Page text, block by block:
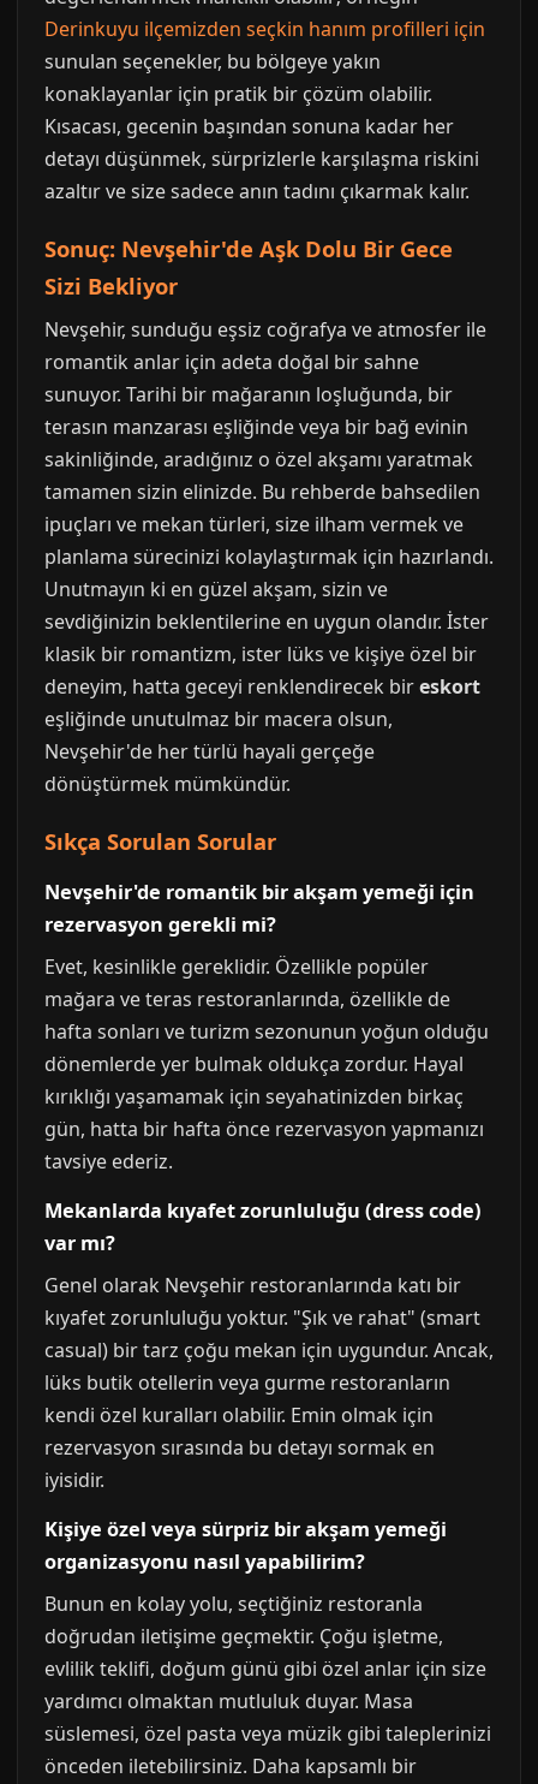
Derinkuyu ilçemizden seçkin hanım profilleri için
sunulan seçenekler, bu bölgeye yakın
konaklayanlar için pratik bir çözüm olabilir.
Kısacası, gecenin başından sonuna kadar her
detayı düşünmek, sürprizlerle karşılaşma riskini
azaltır ve size sadece anın tadını çıkarmak kalır.
Sonuç: Nevşehir'de Aşk Dolu Bir Gece
Sizi Bekliyor
Nevşehir, sunduğu eşsiz coğrafya ve atmosfer ile
romantik anlar için adeta doğal bir sahne
sunuyor. Tarihi bir mağaranın loşluğunda, bir
terasın manzarası eşliğinde veya bir bağ evinin
sakinliğinde, aradığınız o özel akşamı yaratmak
tamamen sizin elinizde. Bu rehberde bahsedilen
ipuçları ve mekan türleri, size ilham vermek ve
planlama sürecinizi kolaylaştırmak için hazırlandı.
Unutmayın ki en güzel akşam, sizin ve
sevdiğinizin beklentilerine en uygun olandır. İster
klasik bir romantizm, ister lüks ve kişiye özel bir
deneyim, hatta geceyi renklendirecek bireskort
eşliğinde unutulmaz bir macera olsun,
Nevşehir'de her türlü hayali gerçeğe
dönüştürmek mümkündür.
Sıkça Sorulan Sorular
Nevşehir'de romantik bir akşam yemeği için
rezervasyon gerekli mi?
Evet, kesinlikle gereklidir. Özellikle popüler
mağara ve teras restoranlarında, özellikle de
hafta sonları ve turizm sezonunun yoğun olduğu
dönemlerde yer bulmak oldukça zordur. Hayal
kırıklığı yaşamamak için seyahatinizden birkaç
gün, hatta bir hafta önce rezervasyon yapmanızı
tavsiye ederiz.
Mekanlarda kıyafet zorunluluğu (dress code)
var mı?
Genel olarak Nevşehir restoranlarında katı bir
kıyafet zorunluluğu yoktur. "Şık ve rahat" (smart
casual) bir tarz çoğu mekan için uygundur. Ancak,
lüks butik otellerin veya gurme restoranların
kendi özel kuralları olabilir. Emin olmak için
rezervasyon sırasında bu detayı sormak en
iyisidir.
Kişiye özel veya sürpriz bir akşam yemeği
organizasyonu nasıl yapabilirim?
Bunun en kolay yolu, seçtiğiniz restoranla
doğrudan iletişime geçmektir. Çoğu işletme,
evlilik teklifi, doğum günü gibi özel anlar için size
yardımcı olmaktan mutluluk duyar. Masa
süslemesi, özel pasta veya müzik gibi taleplerinizi
önceden iletebilirsiniz. Daha kapsamlı bir